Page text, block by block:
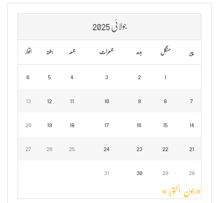
جولائی 2025
پیر منگل بدھ جمعرات جمعہ ہفتہ اتوار
1
2
3
4
5
6
7
8
9
10
11
12
13
14
15
16
17
18
19
20
21
22
23
24
25
26
27
28
29
30
31
« جون اکتوبر »